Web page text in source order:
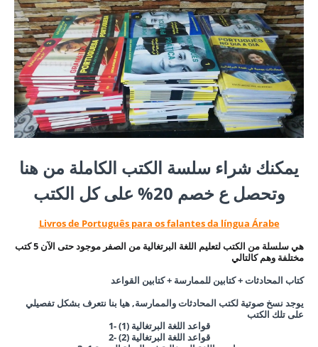
يمكنك شراء سلسة الكتب الكاملة من هنا
وتحصل ع خصم 20% على كل الكتب
Livros de Português para os falantes da língua Árabe
هي سلسلة من الكتب لتعليم اللغة البرتغالية من الصفر موجود حتى الآن 5 كتب
مختلفة وهم كالتالي
كتاب المحادثات + كتابين للممارسة + كتابين القواعد
يوجد نسخ صوتية لكتب المحادثات والممارسة, هيا بنا نتعرف بشكل تفصيلي
على تلك الكتب
1- قواعد اللغة البرتغالية (1)
2-(2) قواعد اللغة البرتغالية